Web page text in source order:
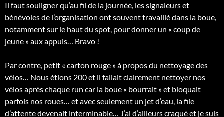
Il faut souligner qu’au fil de la journée, les signaleurs et
bénévoles de l’organisation ont souvent travaillé dans la boue,
notamment sur le haut du spot, pour donner un « coup de
jeune » aux appuis… Bravo !
Par contre, petit « carton rouge » à propos du nettoyage des
vélos… Nous étions 200 et il fallait clairement nettoyer nos
vélos après chaque run car la boue « bourrait » et bloquait
parfois nos roues… et avec seulement un jet d’eau, la file
d’attente devenait interminable… J’ai d’ailleurs craqué et je suis